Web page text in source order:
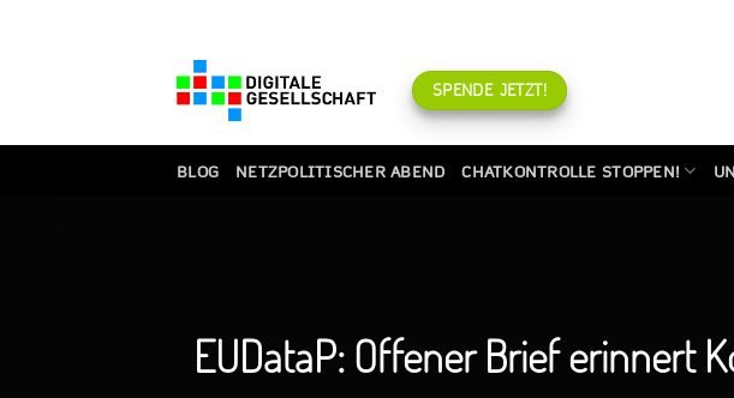
SPENDE JETZT!
BLOG NETZPOLITISCHER ABEND CHATKONTROLLE STOPPEN!
EUDataP: Offener Brief erinnert